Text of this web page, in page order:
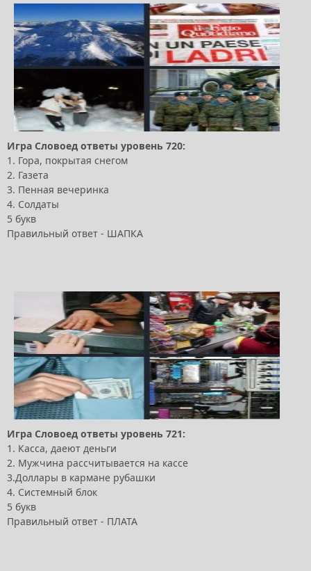
Игра Словоед ответы уровень 720:
1. Гора, покрытая снегом
2. Газета
3. Пенная вечеринка
4. Солдаты
5 букв
Правильный ответ - ШАПКА
Игра Словоед ответы уровень 721:
1. Касса, даеют деньги
2. Мужчина рассчитывается на кассе
3.Доллары в кармане рубашки
4. Системный блок
5 букв
Правильный ответ - ПЛАТА